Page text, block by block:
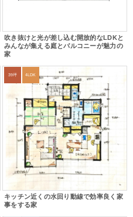
吹き抜けと光が差し込む開放的なLDKと
みんなが集える庭とバルコニーが魅力の
家
39坪 4LDK
キッチン近くの水回り動線で効率良く家
事をする家